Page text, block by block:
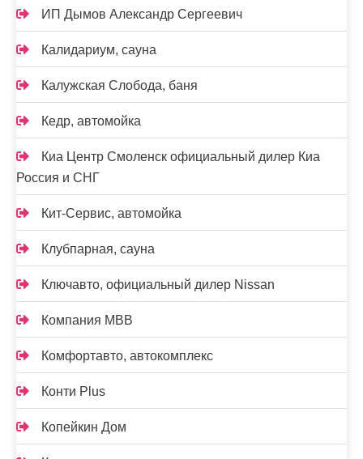
ИП Дымов Александр Сергеевич
Калидариум, сауна
Калужская Слобода, баня
Кедр, автомойка
Киа Центр Смоленск официальный дилер Киа
Россия и СНГ
Кит-Сервис, автомойка
Клубпарная, сауна
Ключавто, официальный дилер Nissan
Компания МВВ
Комфортавто, автокомплекс
Конти Plus
Копейкин Дом